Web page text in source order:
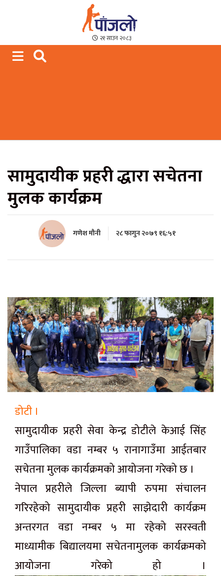
Paajalo News
We are from Far West Nepal
२१ साउन २०८३
सामुदायीक प्रहरी द्धारा सचेतना
मुलक कार्यक्रम
गणेश मौनी २८ फागुन २०७९ १६:५१
डोटी ।
सामुदायीक प्रहरी सेवा केन्द्र डोटीले केआई सिंह
गाउँपालिका वडा नम्बर ५ रानागाउँमा आईतबार
सचेतना मुलक कार्यक्रमको आयोजना गरेको छ ।
नेपाल प्रहरीले जिल्ला ब्यापी रुपमा संचालन
गरिरहेको सामुदायीक प्रहरी साझेदारी कार्यक्रम
अन्तरगत वडा नम्बर ५ मा रहेको सरस्वती
माध्यामीक बिद्यालयमा सचेतनामुलक कार्यक्रमको
आयोजना गरेको हो ।